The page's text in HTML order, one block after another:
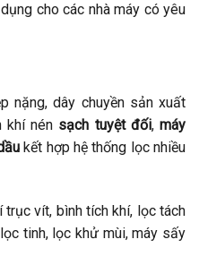
cho các nhà máy có yêu
nặng, dây chuyền sản xuất
khí nén sạch tuyệt đối,máy
kết hợp hệ thống lọc nhiều
vít, bình tích khí, lọc tách
tinh, lọc khử mùi, máy sấy